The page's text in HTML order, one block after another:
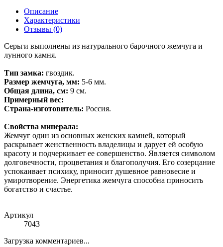
Описание
Характеристики
Отзывы (0)
Серьги выполнены из натурального барочного жемчуга и
лунного камня.
Тип замка: гвоздик.
Размер жемчуга, мм: 5-6 мм.
Общая длина, см: 9 см.
Примерный вес:
Страна-изготовитель: Россия.
Свойства минерала:
Жемчуг один из основных женских камней, который
раскрывает женственность владелицы и дарует ей особую
красоту и подчеркивает ее совершенство. Является символом
долговечности, процветания и благополучия. Его созерцание
успокаивает психику, приносит душевное равновесие и
умиротворение. Энергетика жемчуга способна приносить
богатство и счастье.
Артикул
7043
Загрузка комментариев...